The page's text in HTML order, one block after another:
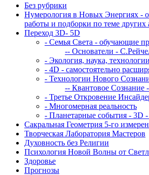
Без рубрики
Нумерология в Новых Энергиях -
работы и подборки по теме других
Переход 3D- 5D
- Семья Света - обучающие
-- Основатели -
- Экология, наука,
- 4D - самостоятельно
- Технологии Нового
-- Квантовое Сознание
- Третье Откровение
- Многомерная реальность
- Планетарные события - 3D -
Сакральная Геометрия 5-го
Творческая Лаборатория Мастеров
Духовность без Религии
Психология Новой Волны от
Здоровье
Прогнозы